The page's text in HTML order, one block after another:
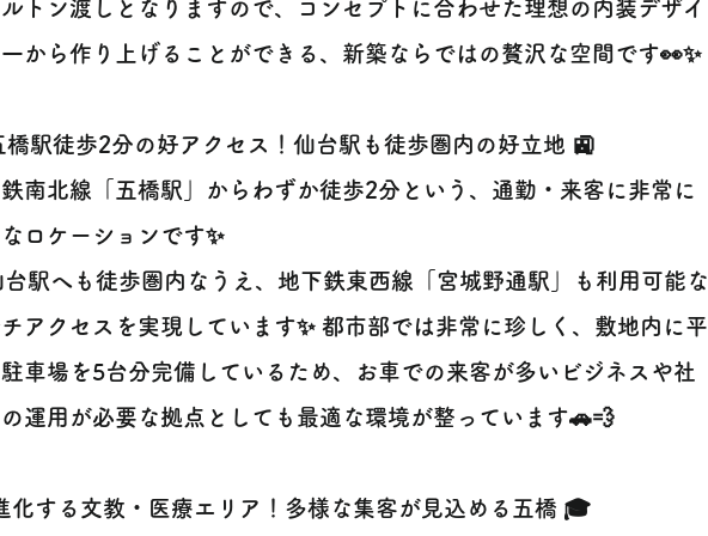
トン渡しとなりますので、コンセプトに合わせた理想の内装デザイ
から作り上げることができる、新築ならではの贅沢な空間です👀✨
橋駅徒歩2分の好アクセス！仙台駅も徒歩圏内の好立地 🚉
南北線「五橋駅」からわずか徒歩2分という、通勤・来客に非常に
ロケーションです✨
台駅へも徒歩圏内なうえ、地下鉄東西線「宮城野通駅」も利用可能な
アクセスを実現しています✨ 都市部では非常に珍しく、敷地内に平
車場を5台分完備しているため、お車での来客が多いビジネスや社
運用が必要な拠点としても最適な環境が整っています🚗💨
化する文教・医療エリア！多様な集客が見込める五橋 🎓